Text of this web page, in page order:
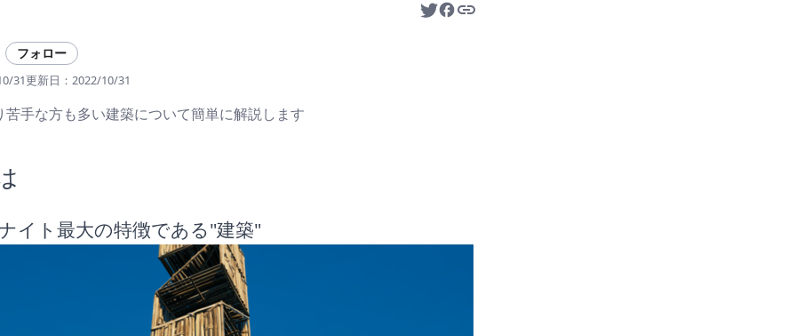
フォロー
31更新日： 2022/10/31
苦手な方も多い建築について簡単に解説します
イト最大の特徴である"建築"